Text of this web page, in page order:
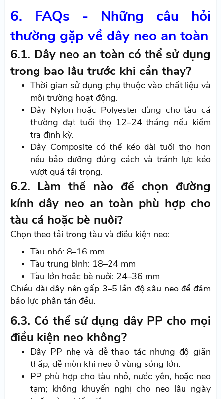
6. FAQs - Những câu hỏi
thường gặp về dây neo an toàn
6.1. Dây neo an toàn có thể sử dụng
trong bao lâu trước khi cần thay?
Thời gian sử dụng phụ thuộc vào chất liệu và
môi trường hoạt động.
Dây Nylon hoặc Polyester dùng cho tàu cá
thường đạt tuổi thọ 12–24 tháng nếu kiểm
tra định kỳ.
Dây Composite có thể kéo dài tuổi thọ hơn
nếu bảo dưỡng đúng cách và tránh lực kéo
vượt quá tải trọng.
6.2. Làm thế nào để chọn đường
kính dây neo an toàn phù hợp cho
tàu cá hoặc bè nuôi?
Chọn theo tải trọng tàu và điều kiện neo:
Tàu nhỏ: 8–16 mm
Tàu trung bình: 18–24 mm
Tàu lớn hoặc bè nuôi: 24–36 mm
Chiều dài dây nên gấp 3–5 lần độ sâu neo để đảm
bảo lực phân tán đều.
6.3. Có thể sử dụng dây PP cho mọi
điều kiện neo không?
Dây PP nhẹ và dễ thao tác nhưng độ giãn
thấp, dễ mòn khi neo ở vùng sóng lớn.
PP phù hợp cho tàu nhỏ, nước yên, hoặc neo
tạm; không khuyến nghị cho neo lâu ngày